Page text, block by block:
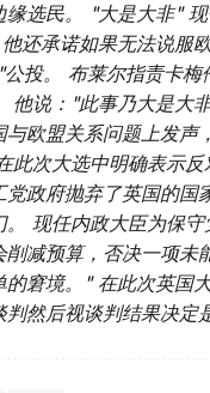
缘选民。 "大是大非"
还承诺如果无法说服
投。 布莱尔指责卡
他说："此事乃大是大
与欧盟关系问题上发
此次大选中明确表示
党政府抛弃了英国的国
。 现任内政大臣为保
削减预算，否决一项未
的窘境。" 在此次英国
判然后视谈判结果决定